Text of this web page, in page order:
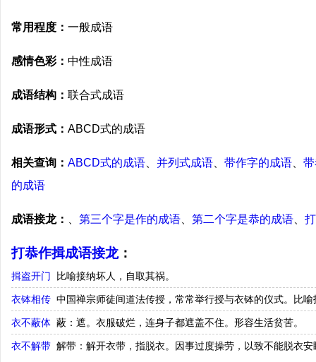
常用程度： 一般成语
感情色彩： 中性成语
成语结构： 联合式成语
成语形式： ABCD式的成语
相关查询： ABCD式的成语 并列式成语 带作字的成语
的成语
成语接龙： 第三个字是作的成语 第二个字是恭的成语
打恭作揖成语接龙：
揖盗开门 比喻接纳坏人，自取其祸。
衣钵相传 中国禅宗师徒间道法传授，常常举行授与衣钵的仪式。比
衣不蔽体 蔽：遮。衣服破烂，连身子都遮盖不住。形容生活贫苦。
衣不解带 解带：解开衣带，指脱衣。因事过度操劳，以致不能脱衣